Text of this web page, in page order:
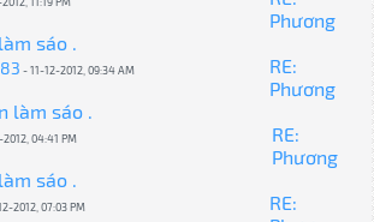
Phương
sáo .
- 11-12-2012, 09:34 AM
RE:
Phương
làm sáo .
04:41 PM
RE:
Phương
sáo .
2012, 07:03 PM
RE: